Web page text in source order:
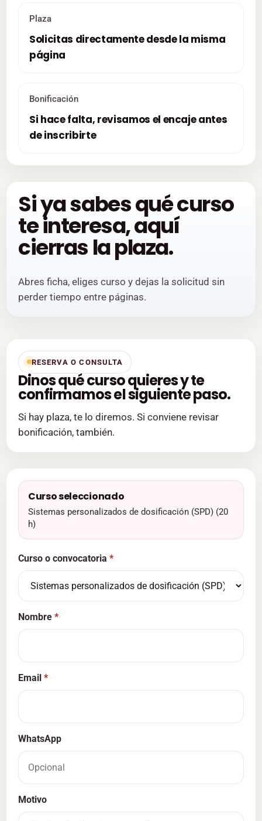
Plaza
Solicitas directamente desde la misma
página
Bonificación
Si hace falta, revisamos el encaje antes
de inscribirte
Si ya sabes qué curso
te interesa, aquí
cierras la plaza.
Abres ficha, eliges curso y dejas la solicitud sin
perder tiempo entre páginas.
RESERVA O CONSULTA
Dinos qué curso quieres y te
confirmamos el siguiente paso.
Si hay plaza, te lo diremos. Si conviene revisar
bonificación, también.
Curso seleccionado
Sistemas personalizados de dosificación (SPD) (20
h)
Curso o convocatoria
Nombre
Email
WhatsApp
Motivo